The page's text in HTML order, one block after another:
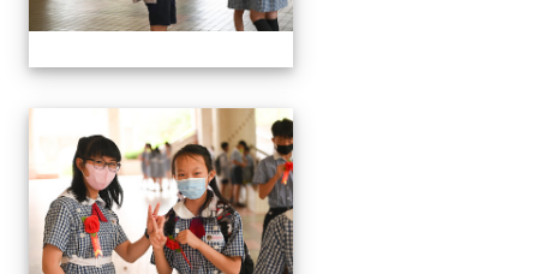
24屆文化國小畢業典禮